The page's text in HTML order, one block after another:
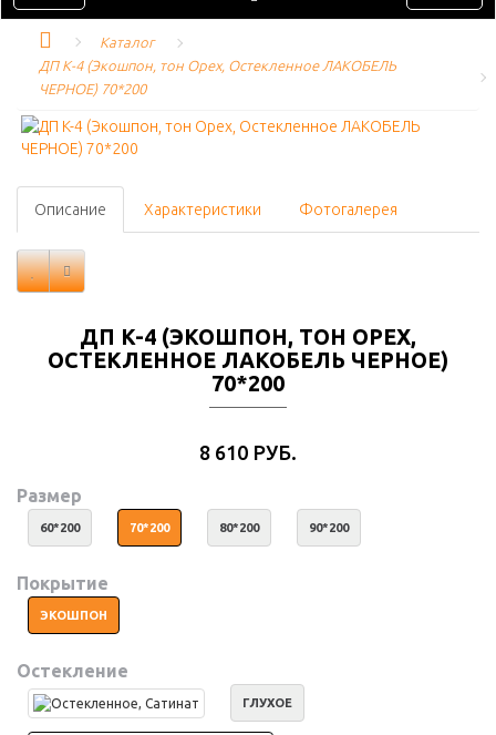
Каталог
ДП K-4 (Экошпон, тон Орех, Остекленное ЛАКОБЕЛЬ
ЧЕРНОЕ) 70*200
Описание Характеристики Фотогалерея
ДП K-4 (ЭКОШПОН, ТОН ОРЕХ,
ОСТЕКЛЕННОЕ ЛАКОБЕЛЬ ЧЕРНОЕ)
70*200
8 610 РУБ.
Размер
60*200 70*200 80*200 90*200
Покрытие
ЭКОШПОН
Остекление
ГЛУХОЕ